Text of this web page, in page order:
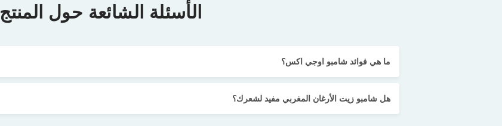
الأسئلة الشائعة حول المنتج
ما هي فوائد شامبو اوجي اكس؟
هل شامبو زيت الأرغان المغربي مفيد لشعرك؟